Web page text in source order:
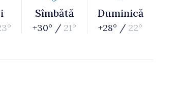
Sîmbătă
+30° / 21°
Duminică
+28° / 22°